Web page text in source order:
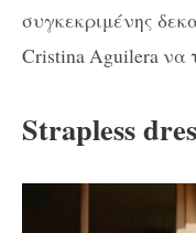
συγκεκριμένης
Cristina Aguilera να
Strapless